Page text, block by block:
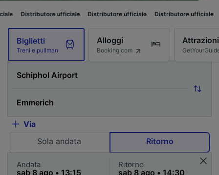
ufficiale Distributore ufficiale Distributore ufficiale Distributore
Biglietti
Treni e pullman
Alloggi
Booking.com
Attrazioni
Via
Sola andata
Ritorno
Andata Ritorno